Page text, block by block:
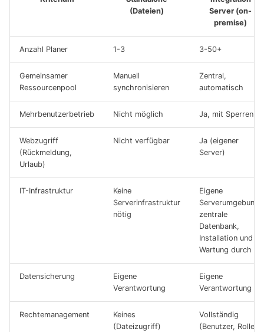
(Dateien)
Server (on-
premise)
Anzahl Planer 1-3 3-50+
Gemeinsamer
Ressourcenpool
Manuell
synchronisieren
Zentral,
automatisch
Mehrbenutzerbetrieb Nicht möglich Ja, mit Sperren
Webzugriff
(Rückmeldung,
Urlaub)
Nicht verfügbar
Ja (eigener
Server)
IT-Infrastruktur
Keine
Serverinfrastruktur
nötig
Eigene
Serverumgebung,
zentrale
Datenbank,
Installation und
Wartung durch IT
Datensicherung
Eigene
Verantwortung
Eigene
Verantwortung
Rechtemanagement
Keines
(Dateizugriff)
Vollständig
(Benutzer, Rollen,